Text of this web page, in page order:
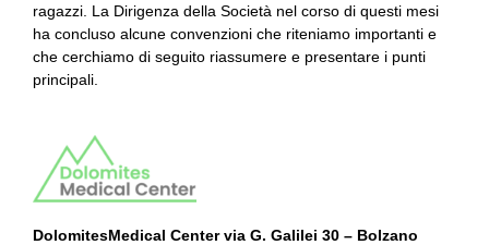
ragazzi. La Dirigenza della Società nel corso di questi mesi
ha concluso alcune convenzioni che riteniamo importanti e
che cerchiamo di seguito riassumere e presentare i punti
principali.
DolomitesMedical Center via G. Galilei 30 – Bolzano